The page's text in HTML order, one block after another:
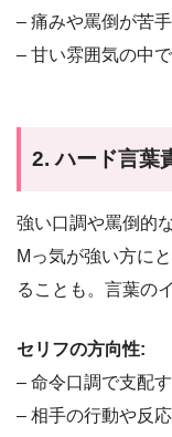
– 痛みや罵倒が苦手
– 甘い雰囲気の中
2. ハード言葉
強い口調や罵倒的
Mっ気が強い方に
ることも。言葉の
セリフの方向性:
– 命令口調で支配
– 相手の行動や反